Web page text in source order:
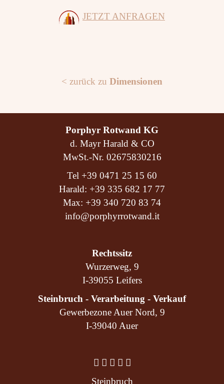
JETZT ANFRAGEN
< zurück zu Dimensionen
Porphyr Rotwand KG
d. Mayr Harald & CO
MwSt.-Nr. 02675830216
Tel +39 0471 25 15 60
Harald: +39 335 682 17 77
Max: +39 340 720 83 74
info@porphyrrotwand.it
Rechtssitz
Wurzerweg, 9
I-39055 Leifers
Steinbruch - Verarbeitung - Verkauf
Gewerbezone Auer Nord, 9
I-39040 Auer
Steinbruch